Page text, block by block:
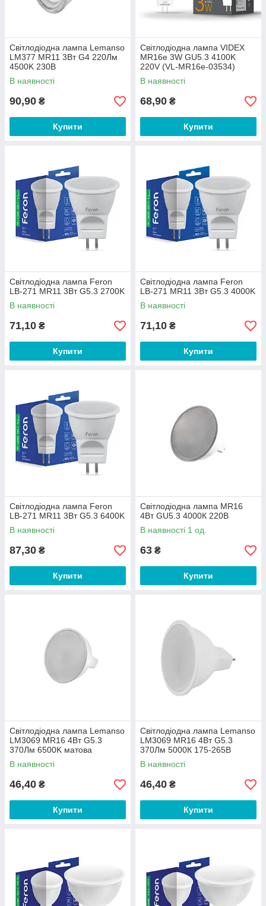
Світлодіодна лампа Lemanso
LM377 MR11 3Вт G4 220Лм
4500K 230В
В наявності
90,90 ₴
Купити
Світлодіодна лампа VIDEX
MR16е 3W GU5.3 4100K
220V (VL-MR16e-03534)
В наявності
68,90 ₴
Купити
Світлодіодна лампа Feron
LB-271 MR11 3Вт G5.3 2700K
В наявності
71,10 ₴
Купити
Світлодіодна лампа Feron
LB-271 MR11 3Вт G5.3 4000K
В наявності
71,10 ₴
Купити
Світлодіодна лампа Feron
LB-271 MR11 3Вт G5.3 6400K
В наявності
87,30 ₴
Купити
Світлодіодна лампа MR16
4Вт GU5.3 4000К 220В
В наявності 1 од.
63 ₴
Купити
Світлодіодна лампа Lemanso
LM3069 MR16 4Вт G5.3
370Лм 6500K матова
В наявності
46,40 ₴
Купити
Світлодіодна лампа Lemanso
LM3069 MR16 4Вт G5.3
370Лм 5000К 175-265В
матова
В наявності
46,40 ₴
Купити